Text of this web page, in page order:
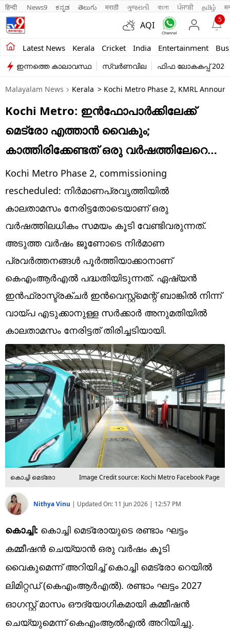
हिन्दी News9 ಕನ್ನಡ తెలుగు मराठी ગુજરાતી বাংলা ਪੰਜਾਬੀ தமிழ்
AQI
5
Latest News Kerala Cricket India Entertainment
Kerala
India
Entertainment
Business
Education
Lifestyle
world
Technology
Religion
Web Story
Photo
Short Videos
ഇന്നത്തെ കാലാവസ്ഥ സ്വർണവില ഫിഫ ലോകകപ്പ് 2026
Malayalam News Kerala > Kochi Metro Phase 2, KMRL
Kochi Metro: ഇൻഫോപാർക്കിലേക്ക്
മെട്രോ എത്താൻ വൈകും;
കാത്തിരിക്കേണ്ടത് ഒരു വർഷത്തിലേറെ…
Kochi Metro Phase 2, commissioning
rescheduled: നിർമാണപ്രവൃത്തിയിൽ
കാലതാമസം നേരിട്ടതോടെയാണ് ഒരു
വർഷത്തിലധികം സമയം കൂടി വേണ്ടിവരുന്നത്.
അടുത്ത വർഷം ജൂണോടെ നിർമാണ
പ്രവർത്തനങ്ങൾ പൂർത്തിയാക്കാനാണ്
കെഎംആർഎൽ പദ്ധതിയിടുന്നത്. ഏഷ്യൻ
ഇൻഫ്രാസ്ട്രക്ചർ ഇൻവെസ്റ്റ്മെന്റ് ബാങ്കിൽ നിന്ന്
വായ്പ എടുക്കാനുള്ള സർക്കാർ അനുമതിയിൽ
കാലതാമസം നേരിട്ടത് തിരിച്ചടിയായി.
കൊച്ചി മെട്രോ Image Credit source: Kochi Metro Facebook Page
Nithya Vinu | Updated On: 11 Jun 2026 | 12:57 PM
കൊച്ചി: കൊച്ചി മെട്രോയുടെ രണ്ടാം ഘട്ടം
കമ്മീഷൻ ചെയ്യാൻ ഒരു വർഷം കൂടി
വൈകുമെന്ന് അറിയിച്ച് കൊച്ചി മെട്രോ റെയിൽ
ലിമിറ്റഡ് (കെഎംആർഎൽ). രണ്ടാം ഘട്ടം 2027
ഓഗസ്റ്റ് മാസം ഔദ്യോഗികമായി കമ്മീഷൻ
ചെയ്യുമെന്ന് കെഎംആൽഎൽ അറിയിച്ചു.